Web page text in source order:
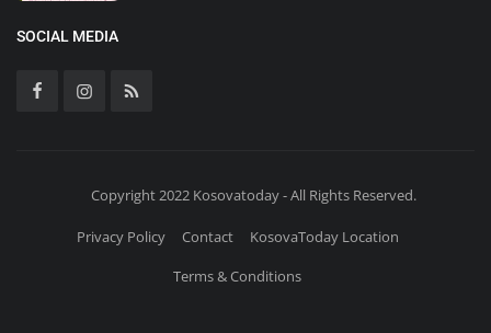
SOCIAL MEDIA
Copyright 2022 Kosovatoday - All Rights Reserved.
Privacy Policy Contact
KosovaToday Location
Terms & Conditions